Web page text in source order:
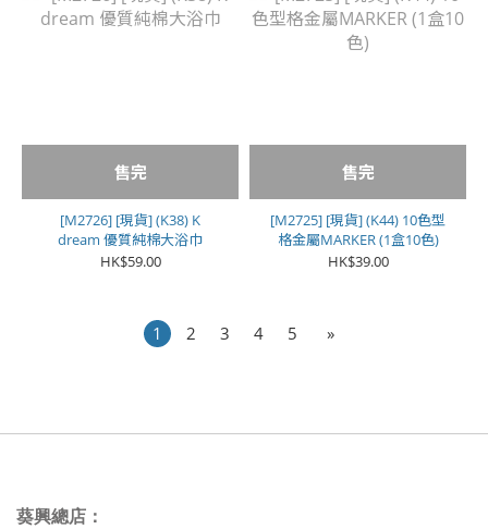
售完
[M2726] [現貨] (K38) K
dream 優質純棉大浴巾
HK$59.00
售完
[M2725] [現貨] (K44) 10色型
格金屬MARKER (1盒10色)
HK$39.00
1 2 3 4 5 »
葵興總店：